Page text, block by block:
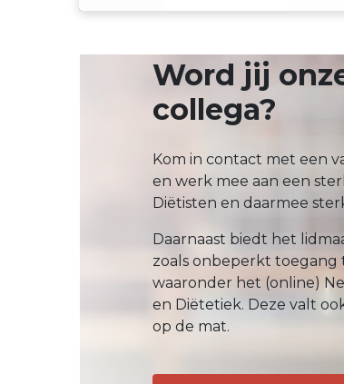
Word jij
collega?
Kom in contact met een
en werk mee aan een
Diëtisten en daarmee
Daarnaast biedt het
zoals onbeperkt
waaronder het (online)
en Diëtetiek. Deze valt
op de mat.